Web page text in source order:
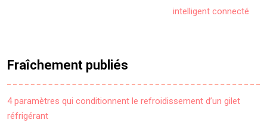
intelligent connecté
Fraîchement publiés
4 paramètres qui conditionnent le refroidissement d’un gilet
réfrigérant